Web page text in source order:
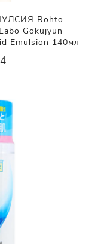
Rohto
Gokujyun
Emulsion 140мл